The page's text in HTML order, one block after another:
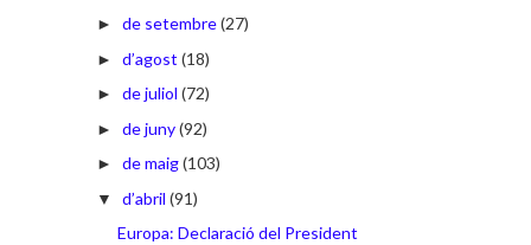
► de setembre(27)
► d’agost (18)
► de juliol (72)
► de juny(92)
► de maig(103)
▼ d’abril (91)
Europa: Declaració del President